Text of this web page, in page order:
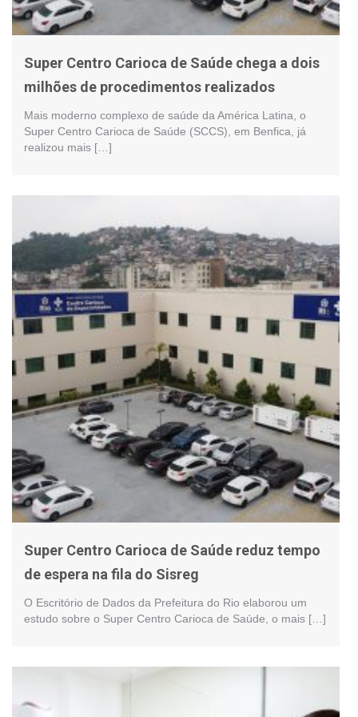
Super Centro Carioca de Saúde chega a dois
milhões de procedimentos realizados
Mais moderno complexo de saúde da América Latina, o
Super Centro Carioca de Saúde (SCCS), em Benfica, já
realizou mais […]
Super Centro Carioca de Saúde reduz tempo
de espera na fila do Sisreg
O Escritório de Dados da Prefeitura do Rio elaborou um
estudo sobre o Super Centro Carioca de Saúde, o mais […]